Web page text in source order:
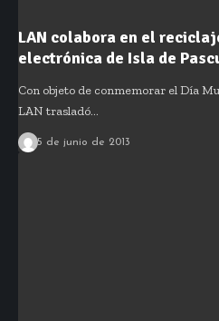
LAN colabora en el
electrónica de Isla de
Con objeto de conmemorar el Día
LAN trasladó…
5 de junio de 2013